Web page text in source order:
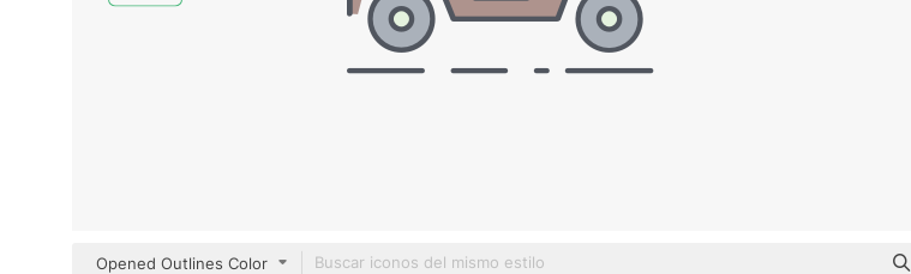
Opened Outlines Color